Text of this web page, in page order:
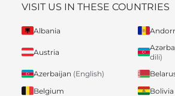
VISIT US IN THESE COUNTRIES
Albania
Austria
dili)
Azerbaijan (English)
Belgium
Bolivia